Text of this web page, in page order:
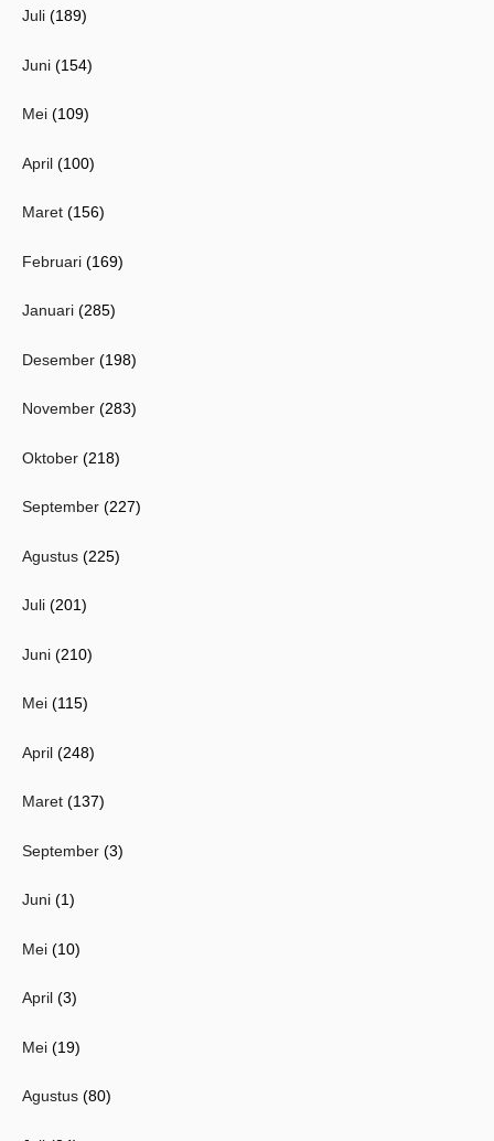
Juli (189)
Juni (154)
Mei (109)
April (100)
Maret (156)
Februari (169)
Januari (285)
Desember (198)
November (283)
Oktober (218)
September (227)
Agustus (225)
Juli (201)
Juni (210)
Mei (115)
April (248)
Maret (137)
September (3)
Juni (1)
Mei (10)
April (3)
Mei (19)
Agustus (80)